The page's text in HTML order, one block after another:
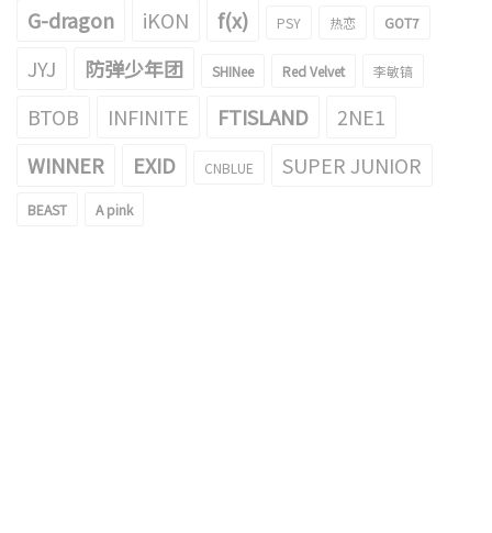
G-dragon iKON f(x) PSY 热恋 GOT7
JYJ 防弹少年团 SHINee Red Velvet 李敏镐
BTOB INFINITE FTISLAND
2NE1
WINNER
EXID CNBLUE SUPER JUNIOR
BEAST A pink